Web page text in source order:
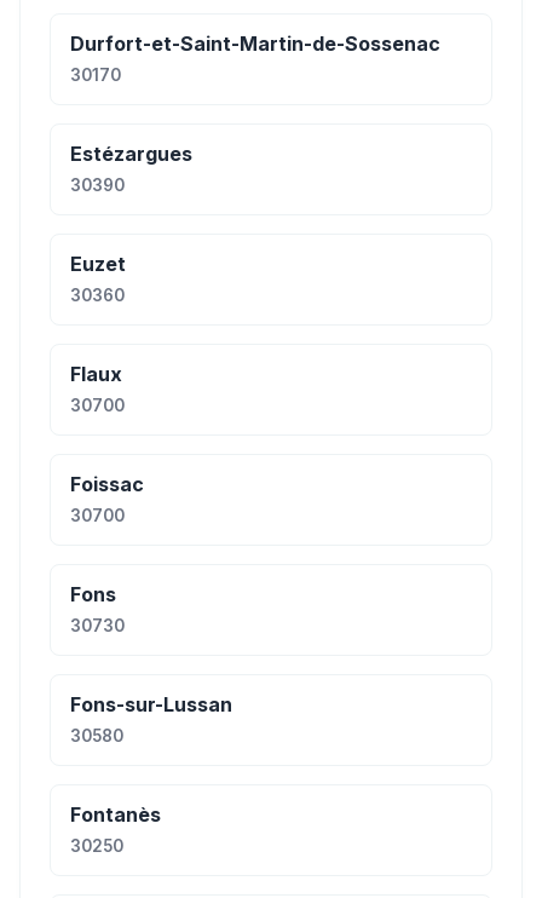
Durfort-et-Saint-Martin-de-Sossenac
30170
Estézargues
30390
Euzet
30360
Flaux
30700
Foissac
30700
Fons
30730
Fons-sur-Lussan
30580
Fontanès
30250